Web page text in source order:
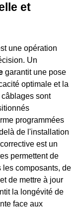
et
une opération
Un
garantit une pose
optimale et la
sont
programmées
de l'installation
est un
permettent de
les composants, de
de mettre à jour
la longévité de
face aux